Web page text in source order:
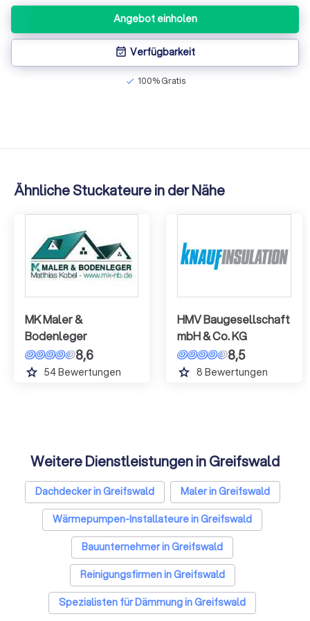
Angebot einholen
event_available Verfügbarkeit
check 100% Gratis
Ähnliche Stuckateure in der Nähe
MK Maler &
Bodenleger
8,6
grade 54Bewertungen
HMV Baugesellschaft
mbH & Co. KG
8,5
grade 8 Bewertungen
Weitere Dienstleistungen in Greifswald
Dachdecker in Greifswald
Maler in Greifswald
Wärmepumpen-Installateure in Greifswald
Bauunternehmer in Greifswald
Reinigungsfirmen in Greifswald
Spezialisten für Dämmung in Greifswald